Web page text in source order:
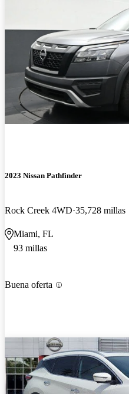
2023 Nissan Pathfinder
Rock Creek 4WD 35,728 millas
Miami, FL
93 millas
Buena oferta